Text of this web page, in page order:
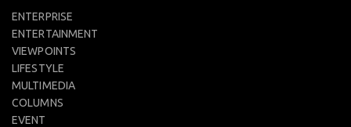
ENTERPRISE
ENTERTAINMENT
VIEWPOINTS
LIFESTYLE
MULTIMEDIA
COLUMNS
EVENT